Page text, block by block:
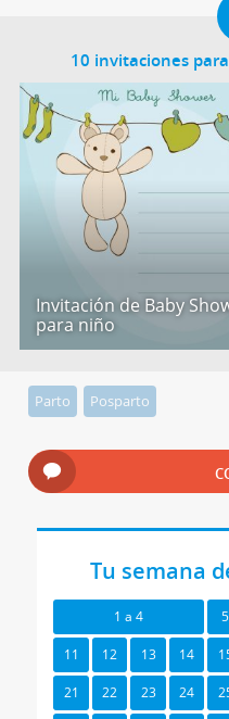
10 invitaciones
Invitación de Baby
para niño
Parto Posparto
Tu semana
1 a 4 5
11 12 13 14
21 22 23 24